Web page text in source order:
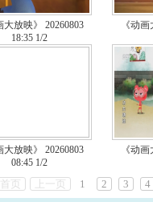
大放映》 20260803
18:35 1/2
《动
大放映》 20260803
08:45 1/2
《动
首页 上一页 1 2 3 4